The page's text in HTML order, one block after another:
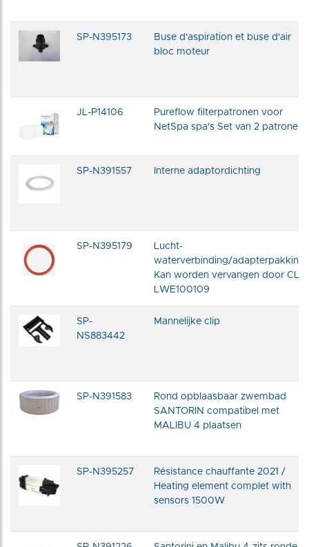
SP-N395173
Buse d'aspiration et buse d'air
bloc moteur
JL-P14106
Pureflow filterpatronen voor
NetSpa spa's Set van 2 patronen
SP-N391557 Interne adaptordichting
SP-N395179
Lucht-
waterverbinding/adapterpakking
Kan worden vervangen door CL-
LWE100109
SP-
NS883442
Mannelijke clip
SP-N391583
Rond opblaasbaar zwembad
SANTORIN compatibel met
MALIBU 4 plaatsen
SP-N395257
Résistance chauffante 2021 /
Heating element complet with
sensors 1500W